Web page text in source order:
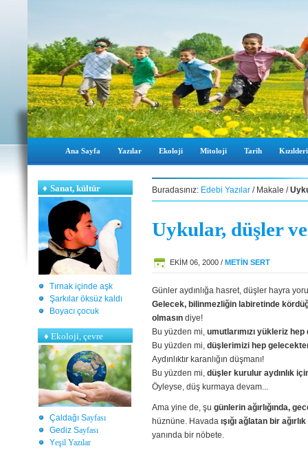
Ana Sayfa Yazılar Ekoloji Mitoloji Tarih
♦ Sanat, kültür
Tırnak içinde aşk
Şarkılar öksüz kaldı
Boyacı çocuk
♦Ekoloji, çevre
Çaldağı Sayfası
Gediz Sayfası
Yeşil Yazılar
Buradasınız: Edebi Yazılar / Makale /
Uykular, düşler
EKIM 06, 2000 / METİN SERT
Günler aydınlığa hasret, düşler hayra
Gelecek, bilinmezliğin labiretinde
olmasın diye!
Bu yüzden mi, umutlarımızı yükleriz
Bu yüzden mi, düşlerimizi hep
Aydınlıktır karanlığın düşmanı!
Bu yüzden mi, düşler kurulur aydınlık
Öyleyse, düş kurmaya devam...
Ama yine de, şu günlerin ağırlığında,
hüznüne. Havada ışığı ağlatan bir ağırlık
yanında bir nöbete.